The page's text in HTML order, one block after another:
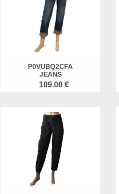
P0VUBQ2CFA
JEANS
109.00 €